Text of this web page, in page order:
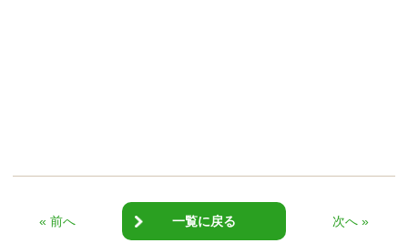
« 前へ 一覧に戻る 次へ »